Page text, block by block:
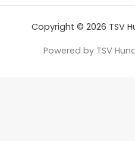
Copyright © 2026 TSV
Powered by TSV